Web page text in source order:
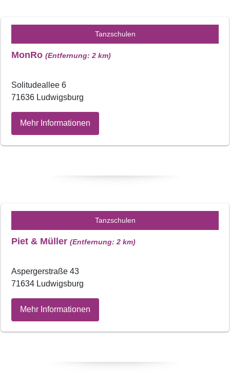
Tanzschulen
MonRo (Entfernung: 2 km)
Solitudeallee 6
71636 Ludwigsburg
Mehr Informationen
Tanzschulen
Piet & Müller (Entfernung: 2 km)
Aspergerstraße 43
71634 Ludwigsburg
Mehr Informationen